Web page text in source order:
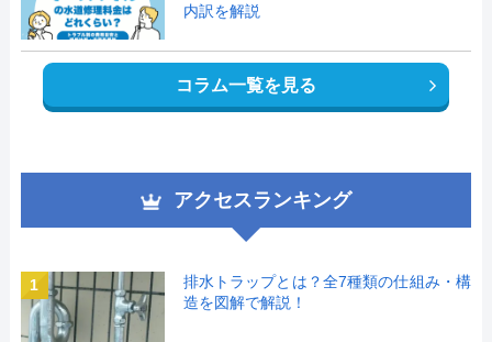
内訳を解説
コラム一覧を見る
アクセスランキング
1
排水トラップとは？全7種類の仕組み・構
造を図解で解説！